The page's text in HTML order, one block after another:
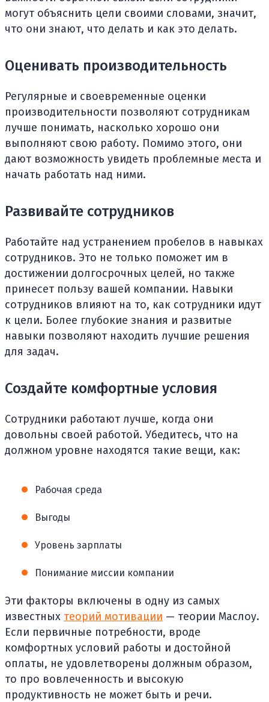
могут объяснить цели своими словами, значит,
что они знают, что делать и как это делать.
Оценивать производительность
Регулярные и своевременные оценки
производительности позволяют сотрудникам
лучше понимать, насколько хорошо они
выполняют свою работу. Помимо этого, они
дают возможность увидеть проблемные места и
начать работать над ними.
Развивайте сотрудников
Работайте над устранением пробелов в навыках
сотрудников. Это не только поможет им в
достижении долгосрочных целей, но также
принесет пользу вашей компании. Навыки
сотрудников влияют на то, как сотрудники идут
к цели. Более глубокие знания и развитые
навыки позволяют находить лучшие решения
для задач.
Создайте комфортные условия
Сотрудники работают лучше, когда они
довольны своей работой. Убедитесь, что на
должном уровне находятся такие вещи, как:
Рабочая среда
Выгоды
Уровень зарплаты
Понимание миссии компании
Эти факторы включены в одну из самых
известных теорий мотивации — теории Маслоу.
Если первичные потребности, вроде
комфортных условий работы и достойной
оплаты, не удовлетворены должным образом,
то про вовлеченность и высокую
продуктивность не может быть и речи.